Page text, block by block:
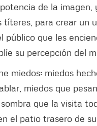
de la imagen,
títeres, para crear un
público que les
su percepción del
miedos: miedos
miedos que
que la visita
el patio trasero de